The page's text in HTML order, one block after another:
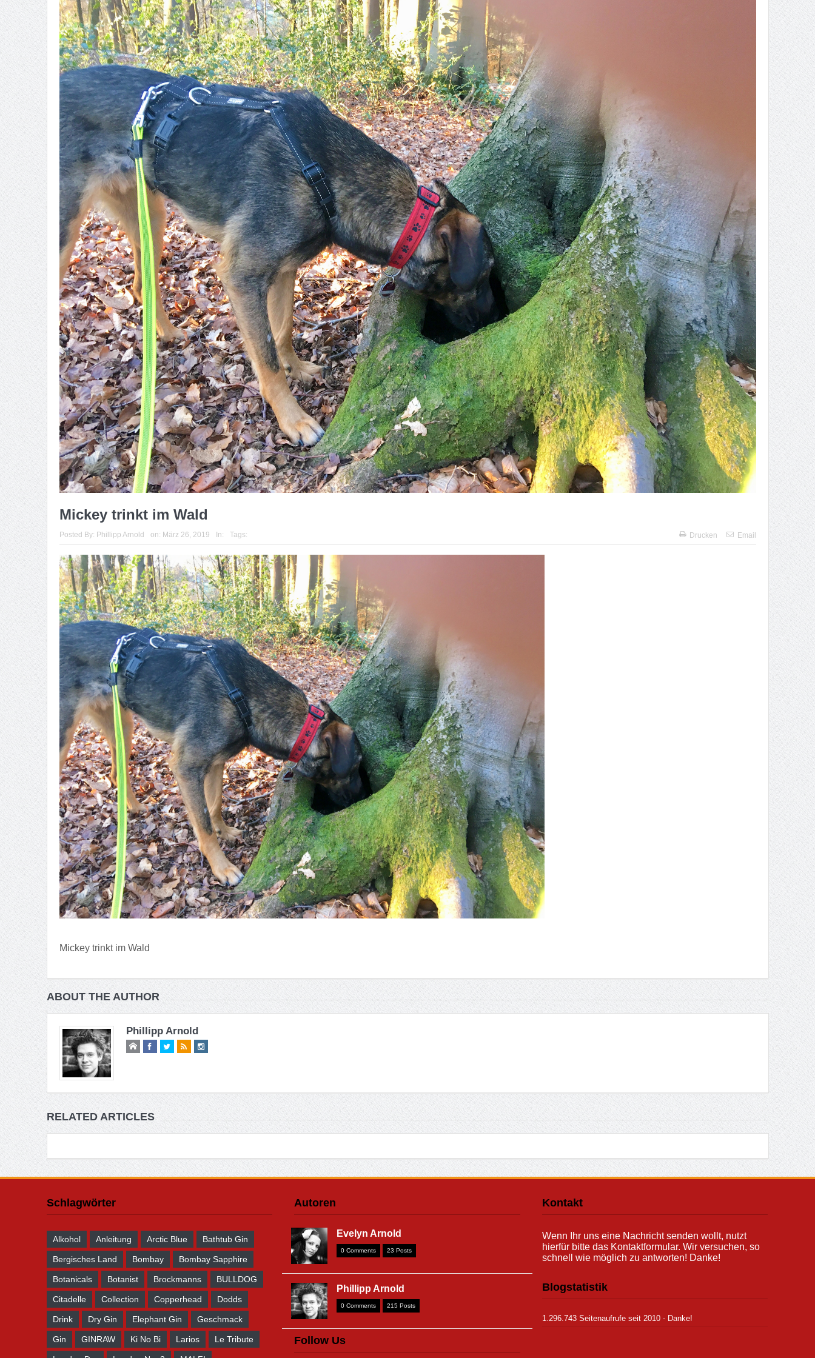
Mickey trinkt im Wald
Posted By: Phillipp Arnold on: März 26, 2019 In: Tags: Drucken Email
Mickey trinkt im Wald
ABOUT THE AUTHOR
Phillipp Arnold
RELATED ARTICLES
Schlagwörter
Alkohol Anleitung Arctic Blue Bathtub Gin
Bergisches Land Bombay Bombay Sapphire
Botanicals Botanist Brockmanns BULLDOG
Citadelle Collection Copperhead Dodds
Drink Dry Gin Elephant Gin Geschmack
Gin GINRAW Ki No Bi Larios Le Tribute
Autoren
Evelyn Arnold
0 Comments 23 Posts
Phillipp Arnold
0 Comments 215 Posts
Follow Us
Kontakt
Wenn Ihr uns eine Nachricht senden wollt, nutzt
hierfür bitte das Kontaktformular. Wir versuchen, so
schnell wie möglich zu antworten! Danke!
Blogstatistik
1.296.743 Seitenaufrufe seit 2010 - Danke!